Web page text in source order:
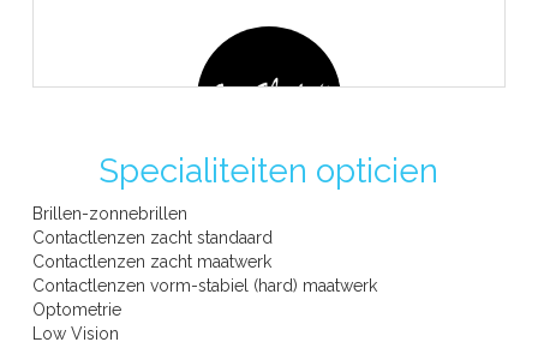
ANNE ET VALENTIN
Specialiteiten opticien
Brillen-zonnebrillen
Contactlenzen zacht standaard
Contactlenzen zacht maatwerk
Contactlenzen vorm-stabiel (hard) maatwerk
Optometrie
Low Vision